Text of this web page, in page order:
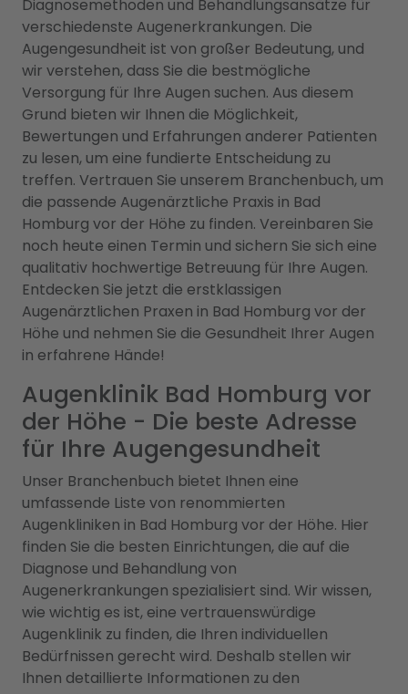
Diagnosemethoden und Behandlungsansätze für
verschiedenste Augenerkrankungen. Die
Augengesundheit ist von großer Bedeutung, und
wir verstehen, dass Sie die bestmögliche
Versorgung für Ihre Augen suchen. Aus diesem
Grund bieten wir Ihnen die Möglichkeit,
Bewertungen und Erfahrungen anderer Patienten
zu lesen, um eine fundierte Entscheidung zu
treffen. Vertrauen Sie unserem Branchenbuch, um
die passende Augenärztliche Praxis in Bad
Homburg vor der Höhe zu finden. Vereinbaren Sie
noch heute einen Termin und sichern Sie sich eine
qualitativ hochwertige Betreuung für Ihre Augen.
Entdecken Sie jetzt die erstklassigen
Augenärztlichen Praxen in Bad Homburg vor der
Höhe und nehmen Sie die Gesundheit Ihrer Augen
in erfahrene Hände!
Augenklinik Bad Homburg vor
der Höhe - Die beste Adresse
für Ihre Augengesundheit
Unser Branchenbuch bietet Ihnen eine
umfassende Liste von renommierten
Augenkliniken in Bad Homburg vor der Höhe. Hier
finden Sie die besten Einrichtungen, die auf die
Diagnose und Behandlung von
Augenerkrankungen spezialisiert sind. Wir wissen,
wie wichtig es ist, eine vertrauenswürdige
Augenklinik zu finden, die Ihren individuellen
Bedürfnissen gerecht wird. Deshalb stellen wir
Ihnen detaillierte Informationen zu den